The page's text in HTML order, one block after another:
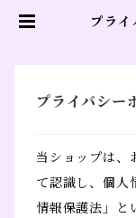
プラ
プライバシー
当ショップは、
て認識し、個人
情報保護法」と